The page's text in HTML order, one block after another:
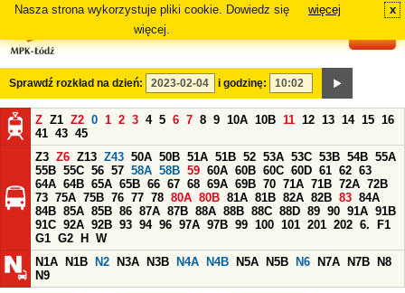
Nasza strona wykorzystuje pliki cookie. Dowiedz się
więcej.
więcej x
Sprawdź rozkład na dzień: i godzinę:
Z Z1 Z2 0 1 2 3 4 5 6 7 8 9 10A 10B 11 12 13 14 15 16
41 43 45
Z3 Z6 Z13 Z43 50A 50B 51A 51B 52 53A 53C 53B 54B 55A
55B 55C 56 57 58A 58B 59 60A 60B 60C 60D 61 62 63
64A 64B 65A 65B 66 67 68 69A 69B 70 71A 71B 72A 72B
73 75A 75B 76 77 78 80A 80B 81A 81B 82A 82B 83 84A
84B 85A 85B 86 87A 87B 88A 88B 88C 88D 89 90 91A 91B
91C 92A 92B 93 94 96 97A 97B 99 100 101 201 202 6.
F1
G1 G2 H
W
N1A
N1B N2 N3A N3B N4A N4B N5A N5B N6 N7A N7B
N8
N9